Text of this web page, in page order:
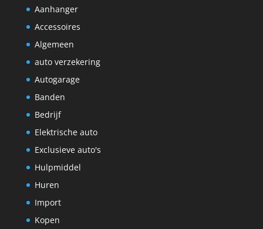
Aanhanger
Accessoires
Algemeen
auto verzekering
Autogarage
Banden
Bedrijf
Elektrische auto
Exclusieve auto's
Hulpmiddel
Huren
Import
Kopen